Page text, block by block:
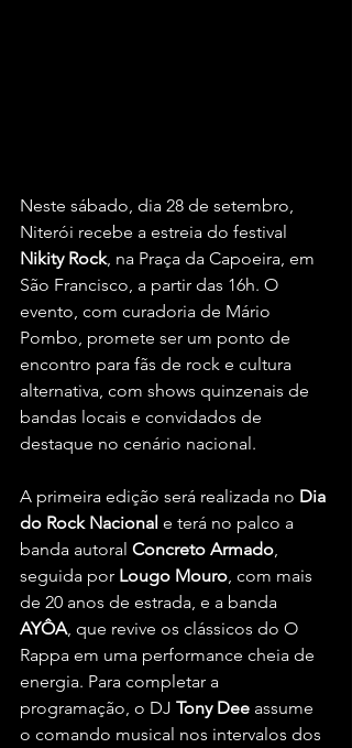
Neste sábado, dia 28 de setembro,
Niterói recebe a estreia do festival
Nikity Rock, na Praça da Capoeira, em
São Francisco, a partir das 16h. O
evento, com curadoria de Mário
Pombo, promete ser um ponto de
encontro para fãs de rock e cultura
alternativa, com shows quinzenais de
bandas locais e convidados de
destaque no cenário nacional.
A primeira edição será realizada no Dia
do Rock Nacional e terá no palco a
banda autoral Concreto Armado
seguida por Lougo Mouro , com mais
de 20 anos de estrada, e a banda
AYÔA , que revive os clássicos do O
Rappa em uma performance cheia de
energia. Para completar a
programação, o DJ Tony Dee assume
o comando musical nos intervalos dos